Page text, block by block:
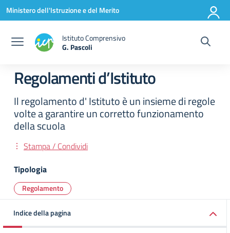
Vai ai contenuti
Vai al menu di navigazione
Vai al footer
Ministero dell'Istruzione e del Merito
Istituto Comprensivo
G. Pascoli
Regolamenti d’Istituto
Il regolamento d' Istituto è un insieme di regole
volte a garantire un corretto funzionamento
della scuola
Stampa / Condividi
Tipologia
Regolamento
Indice della pagina